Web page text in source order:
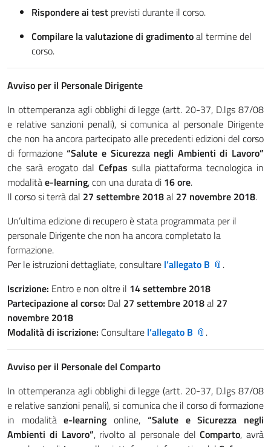
Rispondere ai test previsti durante il corso.
Compilare la valutazione di gradimentoal termine del
corso.
Avviso per il Personale Dirigente
In ottemperanza agli obblighi di legge (artt. 20-37, D.lgs 87/08
e relative sanzioni penali), si comunica al personale Dirigente
che non ha ancora partecipato alle precedenti edizioni del corso
di formazione“Salute e Sicurezza negli Ambienti di Lavoro”
che sarà erogato dal Cefpas sulla piattaforma tecnologica in
modalitàe-learning, con una durata di 16 ore.
Il corso si terrà dal 27 settembre 2018al 27 novembre 2018.
Un’ultima edizione di recupero è stata programmata per il
personale Dirigente che non ha ancora completato la
formazione.
Per le istruzioni dettagliate, consultare l’allegato B
.
Iscrizione: Entro e non oltre il 14 settembre 2018
Partecipazione al corso: Dal 27 settembre 2018al 27
novembre 2018
Modalità di iscrizione: Consultare l’allegato B .
Avviso per il Personale del Comparto
In ottemperanza agli obblighi di legge (artt. 20-37, D.lgs 87/08
e relative sanzioni penali), si comunica che il corso di formazione
in modalitàe-learning online, “Salute e Sicurezza negli
Ambienti di Lavoro”, rivolto al personale delComparto, avrà